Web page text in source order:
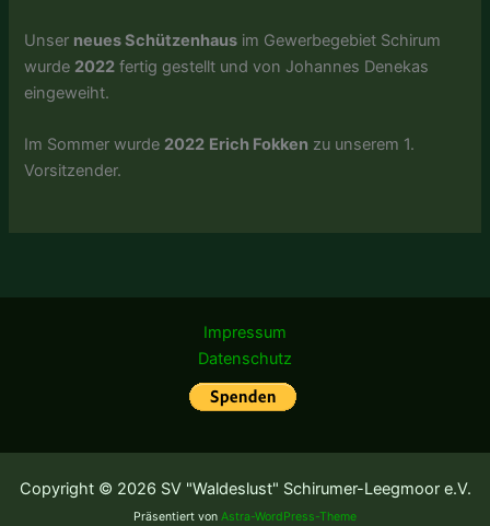
Unser neues Schützenhaus im Gewerbegebiet Schirum
wurde 2022 fertig gestellt und von Johannes Denekas
eingeweiht.
Im Sommer wurde 2022 Erich Fokken zu unserem 1.
Vorsitzender.
Impressum
Datenschutz
Copyright © 2026 SV "Waldeslust" Schirumer-Leegmoor e.V.
Präsentiert von Astra-WordPress-Theme